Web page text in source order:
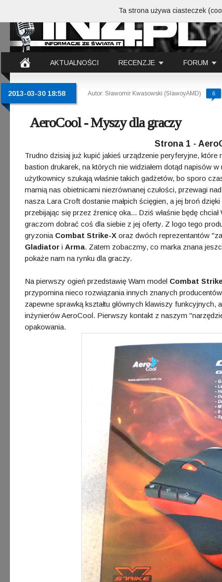
AKTUALNOŚCI RECENZJE FORUM
2013-03-30 18:58 Autor: Sławomir Kwasowski (SlawoyAMD) 6
AeroCool - Myszy dla graczy
Strona 1 -
Trudno dzisiaj już kupić jakieś urządzenie peryferyjne,
bastion drukarek, na których nie widziałem dotąd napisów
użytkownicy szukają właśnie takich gadżetów, bo sporo
mamią nas obietnicami niezrównanej czułości, przewagi
nasza Lara Croft dostanie małpich ścięgien, a jej broń
przebijając się przez źrenicę oka... Dziś właśnie będę
graczom dobrać coś dla siebie z jej oferty. Z logo tego
gryzonia Combat Strike-X oraz dwóch reprezentantów
Gladiator i Arma. Zatem zobaczmy, co marka znana
pokaże nam na rynku dla graczy.
Na pierwszy ogień przedstawię Wam model Combat
przypomina nieco rozwiązania innych znanych
zapewne sprawką kształtu głównych klawiszy
inżynierów AeroCool. Pierwszy kontakt z naszym
opakowania.
Ta strona używa ciasteczek